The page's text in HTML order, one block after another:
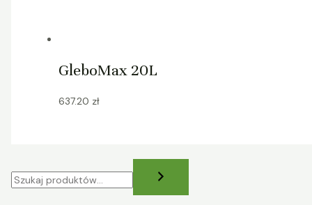
GleboMax 20L
637.20 zł